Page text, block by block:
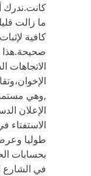
ما زالت
كافية
صحيحة.هذا
الاتجاهات
,وهي
الإعلان
طوليا
بحسابات
في الشارع